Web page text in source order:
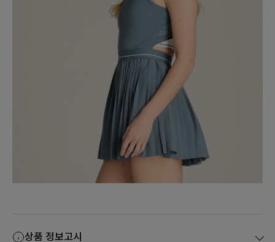
상품 정보고시